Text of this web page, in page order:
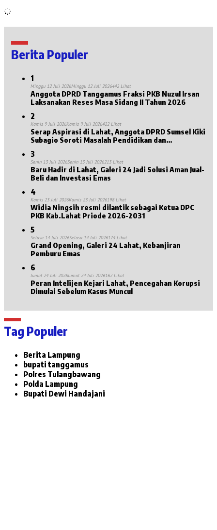
Berita Populer
1
Minggu 12 Juli 2026Minggu 12 Juli 2026442 Lihat
Anggota DPRD Tanggamus Fraksi PKB Nuzul Irsan
Laksanakan Reses Masa Sidang II Tahun 2026
2
Kamis 9 Juli 2026Kamis 9 Juli 2026422 Lihat
Serap Aspirasi di Lahat, Anggota DPRD Sumsel Kiki
Subagio Soroti Masalah Pendidikan dan
3
Senin 13 Juli 2026Senin 13 Juli 2026213 Lihat
Baru Hadir di Lahat, Galeri 24 Jadi Solusi Aman Jual-
Beli dan Investasi Emas
4
Kamis 23 Juli 2026Kamis 23 Juli 2026198 Lihat
Widia Ningsih resmi dilantik sebagai Ketua DPC
PKB Kab.Lahat Priode 2026-2031
5
Selasa 14 Juli 2026Selasa 14 Juli 2026174 Lihat
Grand Opening, Galeri 24 Lahat, Kebanjiran
Pemburu Emas
6
Jumat 24 Juli 2026Jumat 24 Juli 2026162 Lihat
Peran Intelijen Kejari Lahat, Pencegahan Korupsi
Dimulai Sebelum Kasus Muncul
Tag Populer
Berita Lampung
bupati tanggamus
Polres Tulangbawang
Polda Lampung
Bupati Dewi Handajani